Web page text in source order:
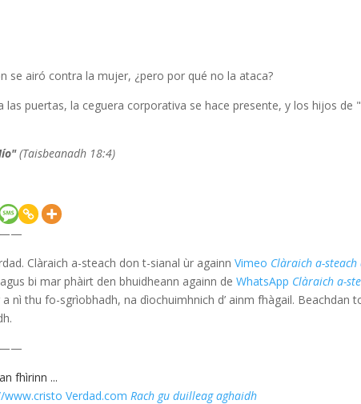
se airó contra la mujer, ¿pero por qué no la ataca?
las puertas, la ceguera corporativa se hace presente, y los hijos de
(Taisbeanadh 18:4)
Clàraich a-steach don t-sianal ùr againnVimeo Clàraich a-
bi mar phàirt den bhuidheann againn deWhatsApp Clàraich a-
a nì thu fo-sgrìobhadh, na dìochuimhnich d’ ainm fhàgail. Beachdan
fhìrinn ...
www.cristo Verdad.com Rach gu duilleag aghaidh